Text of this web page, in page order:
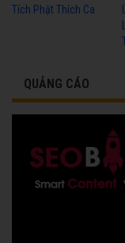
Tích Phật Thích Ca
QUẢNG CÁO